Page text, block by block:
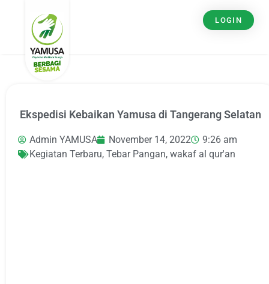
LOGIN
Ekspedisi Kebaikan Yamusa di Tangerang Selatan
Admin YAMUSA November 14, 2022
9:26 am
Kegiatan Terbaru, Tebar Pangan, wakaf al qur'an